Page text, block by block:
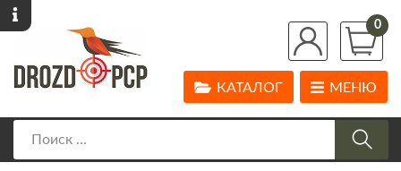
0
МЕНЮ
КАТАЛОГ